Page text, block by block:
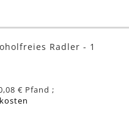
Radler - 1
€